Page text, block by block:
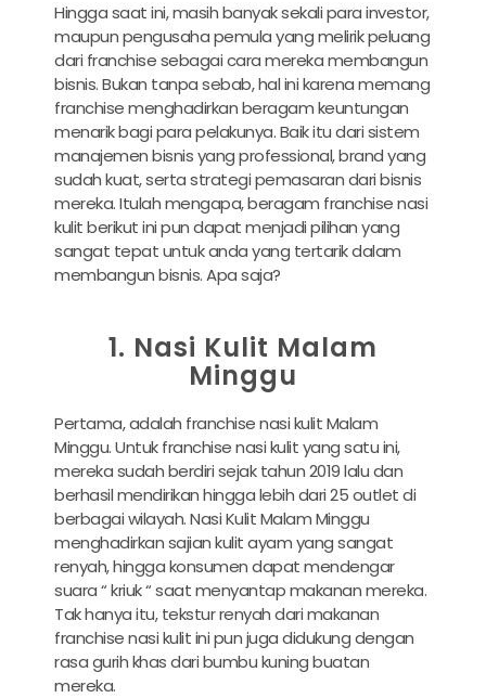
Hingga saat ini, masih banyak sekali para investor,
maupun pengusaha pemula yang melirik peluang
dari franchise sebagai cara mereka membangun
bisnis. Bukan tanpa sebab, hal ini karena memang
franchise menghadirkan beragam keuntungan
menarik bagi para pelakunya. Baik itu dari sistem
manajemen bisnis yang professional, brand yang
sudah kuat, serta strategi pemasaran dari bisnis
mereka. Itulah mengapa, beragam franchise nasi
kulit berikut ini pun dapat menjadi pilihan yang
sangat tepat untuk anda yang tertarik dalam
membangun bisnis. Apa saja?
1. Nasi Kulit Malam
Minggu
Pertama, adalah franchise nasi kulit Malam
Minggu. Untuk franchise nasi kulit yang satu ini,
mereka sudah berdiri sejak tahun 2019 lalu dan
berhasil mendirikan hingga lebih dari 25 outlet di
berbagai wilayah. Nasi Kulit Malam Minggu
menghadirkan sajian kulit ayam yang sangat
renyah, hingga konsumen dapat mendengar
suara “ kriuk “ saat menyantap makanan mereka.
Tak hanya itu, tekstur renyah dari makanan
franchise nasi kulit ini pun juga didukung dengan
rasa gurih khas dari bumbu kuning buatan
mereka.